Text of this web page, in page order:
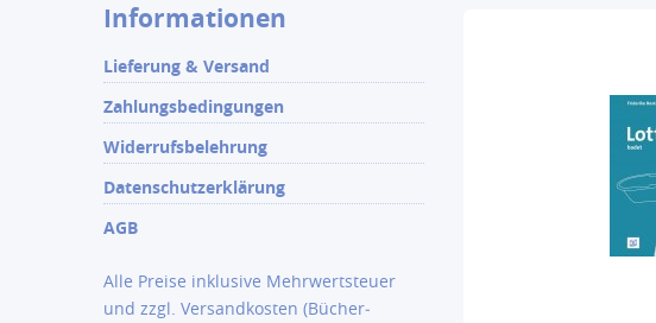
Informationen
Lieferung & Versand
Zahlungsbedingungen
Widerrufsbelehrung
Datenschutzerklärung
AGB
Alle Preise inklusive Mehrwertsteuer
und zzgl. Versandkosten (Bücher­